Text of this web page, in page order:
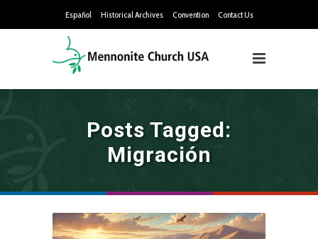
Español Historical Archives Convention Contact Us
Posts Tagged:
Migración